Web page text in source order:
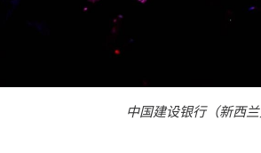
中国建设银行（新西